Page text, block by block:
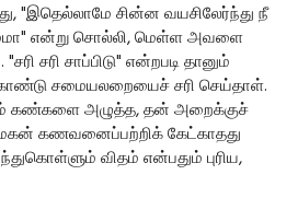
"இதெல்லாமே சின்ன வயசிலேர்ந்து நீ
என்று சொல்லி, மெள்ள அவளை
சாப்பிடு" என்றபடி தானும்
சமையலறையைச் சரி செய்தாள்.
கண்களை அழுத்த, தன் அறைக்குச்
மகன் கணவனைப்பற்றிக் கேட்காதது
விதம் என்பதும் புரிய,